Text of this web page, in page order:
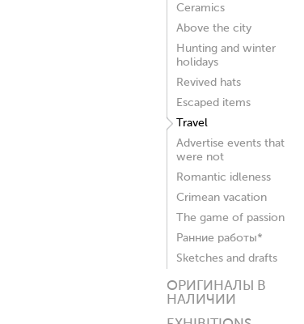
Ceramics
Above the city
Hunting and winter
holidays
Revived hats
Escaped items
Travel
Advertise events that
were not
Romantic idleness
Crimean vacation
The game of passion
Ранние работы*
Sketches and drafts
ОРИГИНАЛЫ В
НАЛИЧИИ